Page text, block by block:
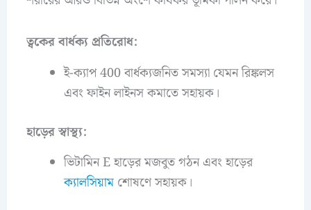
ত্বকের বার্ধক্য প্রতিরোধ:
ই-ক্যাপ 400 বার্ধক্যজনিত সমস্যা যেমন রিঙ্কলস
এবং ফাইন লাইনস কমাতে সহায়ক।
হাড়ের স্বাস্থ্য:
ভিটামিন E হাড়ের মজবুত গঠন এবং হাড়ের
ক্যালসিয়ামশোষণে সহায়ক।